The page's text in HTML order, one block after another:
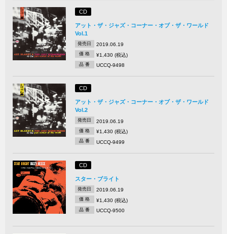
CD
アット・ザ・ジャズ・コーナー・オブ・ザ・ワールド
Vol.1
発売日 2019.06.19
価 格 ¥1,430 (税込)
品 番 UCCQ-9498
CD
アット・ザ・ジャズ・コーナー・オブ・ザ・ワールド
Vol.2
発売日 2019.06.19
価 格 ¥1,430 (税込)
品 番 UCCQ-9499
CD
スター・ブライト
発売日 2019.06.19
価 格 ¥1,430 (税込)
品 番 UCCQ-9500